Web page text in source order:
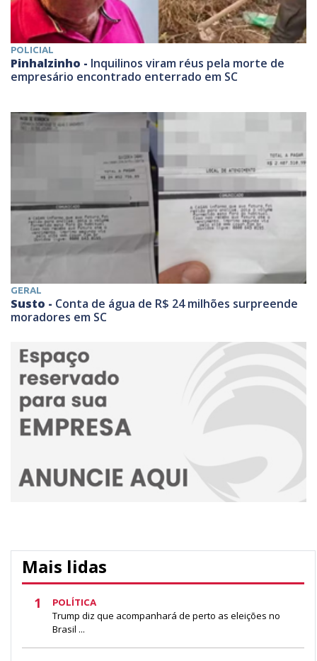
POLICIAL
Pinhalzinho - Inquilinos viram réus pela morte de
empresário encontrado enterrado em SC
GERAL
Susto - Conta de água de R$ 24 milhões surpreende
moradores em SC
Mais lidas
1 POLÍTICA
Trump diz que acompanhará de perto as eleições no
Brasil ...